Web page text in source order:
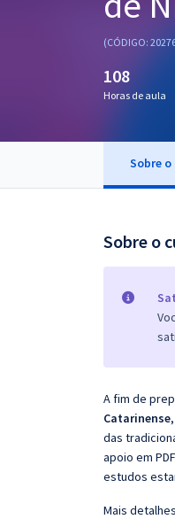
Questões grátis
(CÓDIGO:
108
Horas de aula
Sobre
Sobre o
A fim de
Catarinense
das
apoio em
estudos
Mais